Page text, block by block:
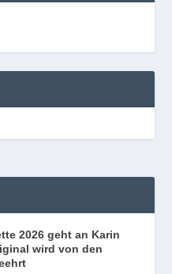
2026 geht an Karin
wird von den